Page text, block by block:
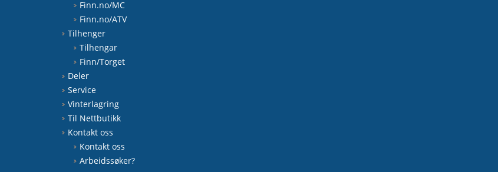
Finn.no/MC
Finn.no/ATV
Tilhenger
Tilhengar
Finn/Torget
Deler
Service
Vinterlagring
Til Nettbutikk
Kontakt oss
Kontakt oss
Arbeidssøker?